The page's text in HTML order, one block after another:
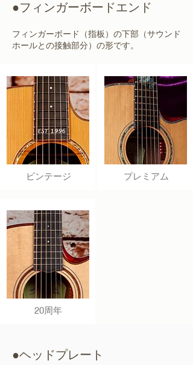
●フィンガーボードエンド
フィンガーボード（指板）の下部（サウンド
ホールとの接触部分）の形です。
ビンテージ
20周年
プレミアム
●ヘッドプレート